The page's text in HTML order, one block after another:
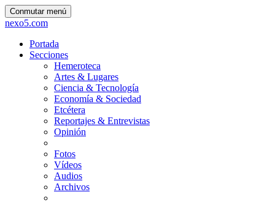
Conmutar menú
nexo5.com
Portada
Secciones
Hemeroteca
Artes & Lugares
Ciencia & Tecnología
Economía & Sociedad
Etcétera
Reportajes & Entrevistas
Opinión
Fotos
Vídeos
Audios
Archivos